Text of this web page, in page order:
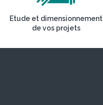
Etude et dimensionnement
de vos projets